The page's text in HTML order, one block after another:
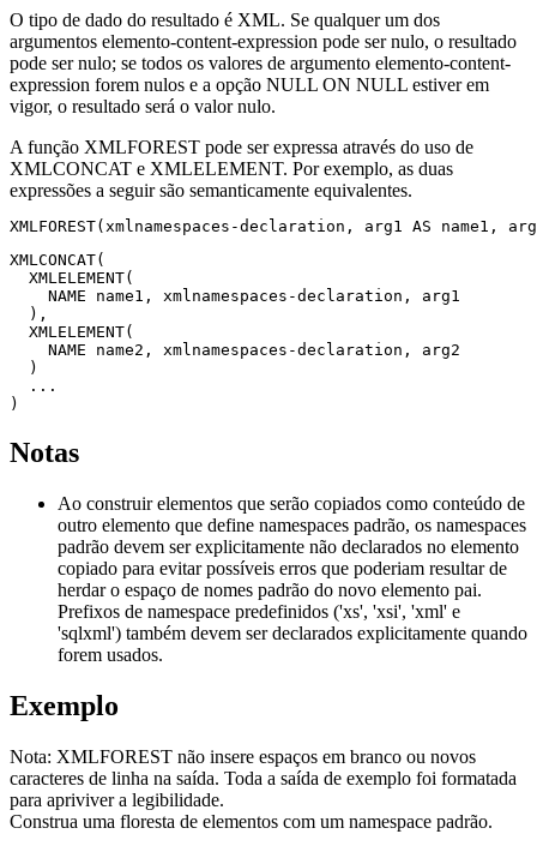
O tipo de dado do resultado é XML. Se qualquer um dos
argumentos elemento-content-expression pode ser nulo, o resultado
pode ser nulo; se todos os valores de argumento elemento-content-
expression forem nulos e a opção NULL ON NULL estiver em
vigor, o resultado será o valor nulo.
A função XMLFOREST pode ser expressa através do uso de
XMLCONCAT e XMLELEMENT. Por exemplo, as duas
expressões a seguir são semanticamente equivalentes.
XMLFOREST( xmlnamespaces-declaration , arg1 AS name1,
XMLCONCAT(
  XMLELEMENT(
    NAME name1,
xmlnamespaces-declaration , arg1
  ),
  XMLELEMENT(
    NAME name2,
xmlnamespaces-declaration , arg2
  )
  ...
)
Notas
Ao construir elementos que serão copiados como conteúdo de
outro elemento que define namespaces padrão, os namespaces
padrão devem ser explicitamente não declarados no elemento
copiado para evitar possíveis erros que poderiam resultar de
herdar o espaço de nomes padrão do novo elemento pai.
Prefixos de namespace predefinidos ('xs', 'xsi', 'xml' e
'sqlxml') também devem ser declarados explicitamente quando
forem usados.
Exemplo
Nota: XMLFOREST não insere espaços em branco ou novos
caracteres de linha na saída. Toda a saída de exemplo foi formatada
para apriviver a legibilidade.
Construa uma floresta de elementos com um namespace padrão.